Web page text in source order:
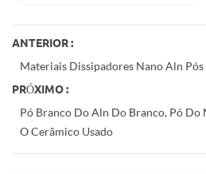
ANTERIOR :
Materiais Dissipadores Nano Aln
PRÓXIMO :
Pó Branco Do Aln Do Branco, Pó
O Cerâmico Usado